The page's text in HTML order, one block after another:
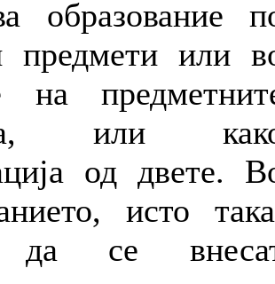
образование
предмети или
на
или
од двете.
исто
да се